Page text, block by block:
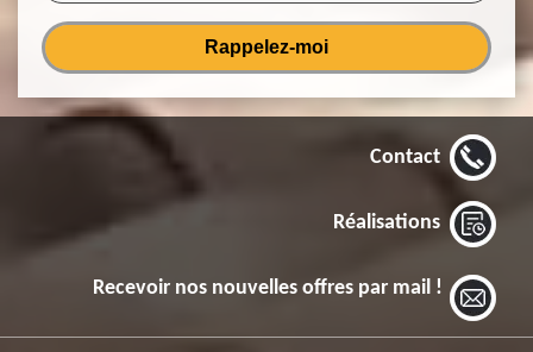
Contact
Réalisations
Recevoir nos nouvelles offres par mail !